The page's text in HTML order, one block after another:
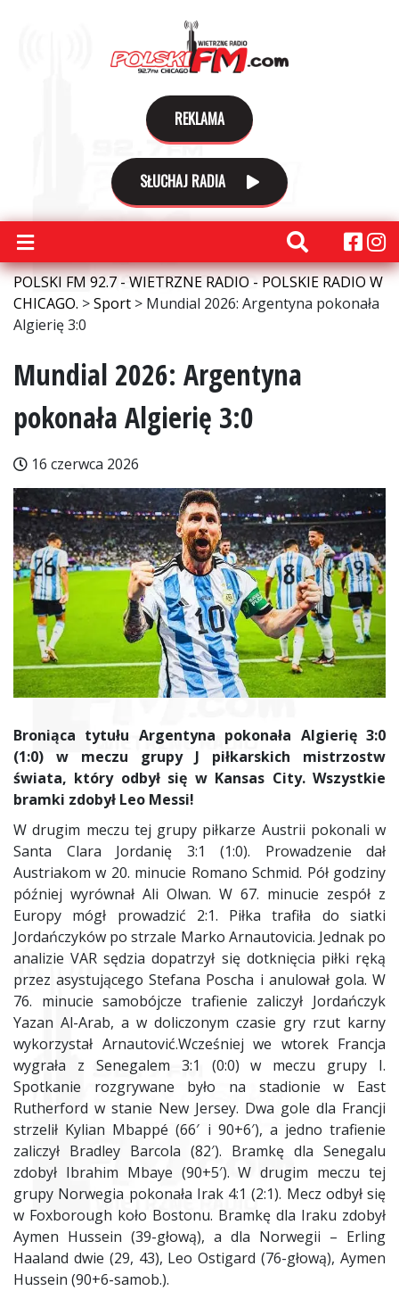
REKLAMA
SŁUCHAJ RADIA
POLSKI FM 92.7 - WIETRZNE RADIO - POLSKIE RADIO W
CHICAGO. >Sport > Mundial 2026: Argentyna pokonała
Algierię 3:0
Mundial 2026: Argentyna
pokonała Algierię 3:0
16 czerwca 2026
Broniąca tytułu Argentyna pokonała Algierię 3:0
(1:0) w meczu grupy J piłkarskich mistrzostw
świata, który odbył się w Kansas City. Wszystkie
bramki zdobył Leo Messi!
W drugim meczu tej grupy piłkarze Austrii pokonali w
Santa Clara Jordanię 3:1 (1:0). Prowadzenie dał
Austriakom w 20. minucie Romano Schmid. Pół godziny
później wyrównał Ali Olwan. W 67. minucie zespół z
Europy mógł prowadzić 2:1. Piłka trafiła do siatki
Jordańczyków po strzale Marko Arnautovicia. Jednak po
analizie VAR sędzia dopatrzył się dotknięcia piłki ręką
przez asystującego Stefana Poscha i anulował gola. W
76. minucie samobójcze trafienie zaliczył Jordańczyk
Yazan Al-Arab, a w doliczonym czasie gry rzut karny
wykorzystał Arnautović.Wcześniej we wtorek Francja
wygrała z Senegalem 3:1 (0:0) w meczu grupy I.
Spotkanie rozgrywane było na stadionie w East
Rutherford w stanie New Jersey. Dwa gole dla Francji
strzelił Kylian Mbappé (66′ i 90+6′), a jedno trafienie
zaliczył Bradley Barcola (82′). Bramkę dla Senegalu
zdobył Ibrahim Mbaye (90+5′). W drugim meczu tej
grupy Norwegia pokonała Irak 4:1 (2:1). Mecz odbył się
w Foxborough koło Bostonu. Bramkę dla Iraku zdobył
Aymen Hussein (39-głową), a dla Norwegii – Erling
Haaland dwie (29, 43), Leo Ostigard (76-głową), Aymen
Hussein (90+6-samob.).